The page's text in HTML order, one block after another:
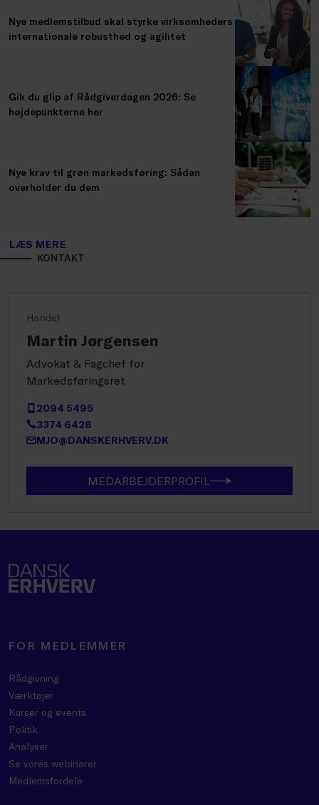
Nye medlemstilbud skal styrke virksomheders
internationale robusthed og agilitet
Gik du glip af Rådgiverdagen 2026: Se
højdepunkterne her
Nye krav til grøn markedsføring: Sådan
overholder du dem
LÆS MERE
KONTAKT
Handel
Martin Jørgensen
Advokat & Fagchef for
Markedsføringsret
2094 5495
3374 6428
MJO@DANSKERHVERV.DK
MEDARBEJDERPROFIL
FOR MEDLEMMER
Rådgivning
Værktøjer
Kurser og events
Politik
Analyser
Se vores webinarer
Medlemsfordele